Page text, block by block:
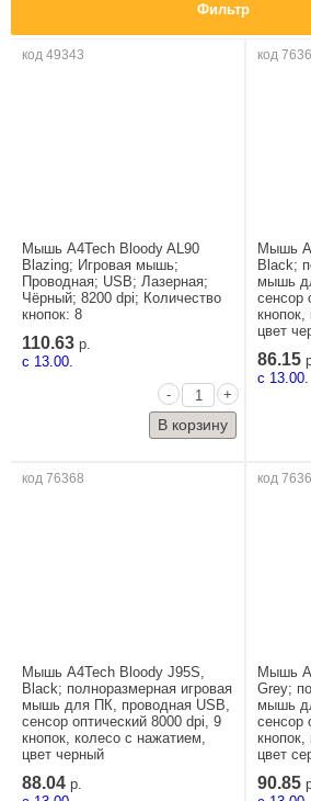
Фильтр
код 49343
Мышь A4Tech Bloody AL90
Blazing; Игровая мышь;
Проводная; USB; Лазерная;
Чёрный; 8200 dpi; Количество
кнопок: 8
110.63 р.
c 13.00.
-
+
код
Мышь
Black;
мышь
сенсор
цвет
86.15
c 13.00.
код 76368
Мышь A4Tech Bloody J95S,
Black; полноразмерная игровая
мышь для ПК, проводная USB,
сенсор оптический 8000 dpi, 9
кнопок, колесо с нажатием,
цвет черный
88.04 р.
код
Мышь
Grey;
мышь
сенсор
кнопок,
цвет
90.85